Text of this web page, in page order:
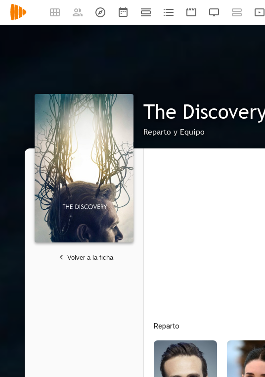
The
Reparto y Equipo
Volver a la ficha
Reparto